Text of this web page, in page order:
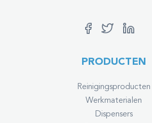
PRODUCTEN
Reinigingsproducten
Werkmaterialen
Dispensers